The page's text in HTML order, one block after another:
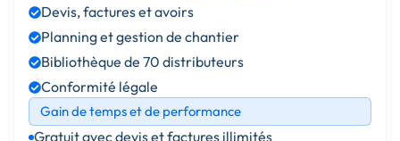
Devis, factures et avoirs
Planning et gestion de chantier
Bibliothèque de 70 distributeurs
Conformité légale
Gain de temps et de performance
Gratuit avec devis et factures illimités